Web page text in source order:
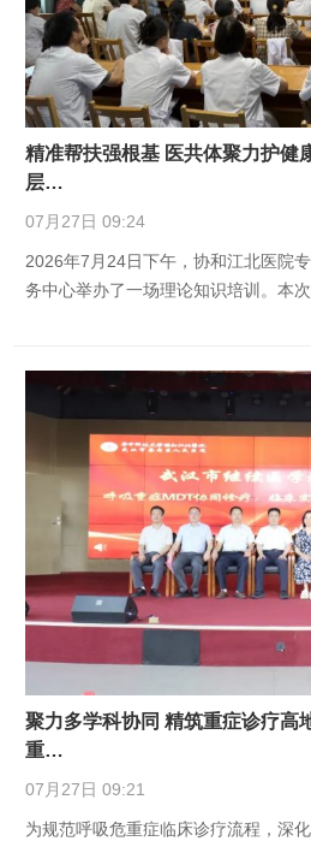
精准帮扶强根基 医共体聚力护健
层…
07月27日 09:24
2026年7月24日下午，协和江北医院
务中心举办了一场理论知识培训。本
聚力多学科协同 精筑重症诊疗高
重…
07月27日 09:21
为规范呼吸危重症临床诊疗流程，深